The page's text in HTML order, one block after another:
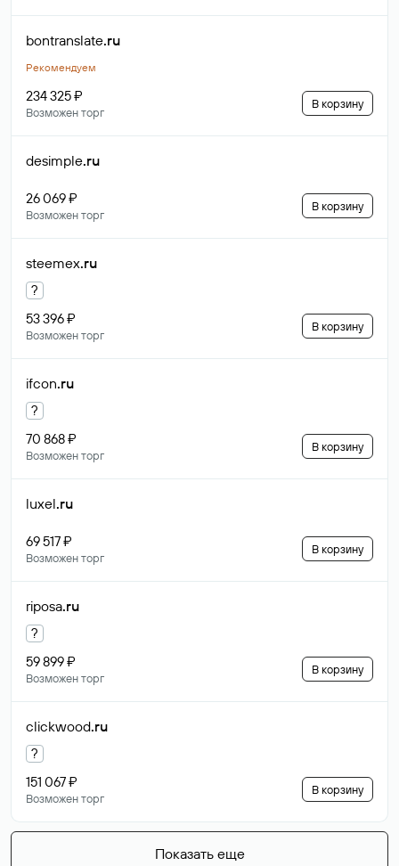
bontranslate.ru
Рекомендуем
234 325 ₽
Возможен торг
В корзину
desimple.ru
26 069 ₽
Возможен торг
В корзину
steemex.ru
?
53 396 ₽
Возможен торг
В корзину
ifcon.ru
?
70 868 ₽
Возможен торг
В корзину
luxel.ru
69 517 ₽
Возможен торг
В корзину
riposa.ru
?
59 899 ₽
Возможен торг
В корзину
clickwood.ru
?
151 067 ₽
Возможен торг
В корзину
Показать еще